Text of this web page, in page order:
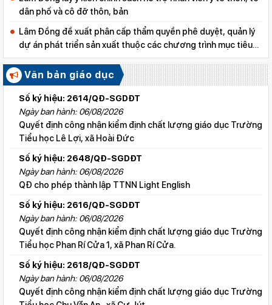
dân phố và cô đỡ thôn, bản
Lâm Đồng đề xuất phân cấp thẩm quyền phê duyệt, quản lý
dự án phát triển sản xuất thuộc các chương trình mục tiêu
quốc gia
Văn bản giáo dục
Số ký hiệu: 2614/QĐ-SGDĐT
Ngày ban hành: 06/08/2026
Quyết định công nhận kiểm định chất lượng giáo dục Trường
Tiểu học Lê Lợi, xã Hoài Đức
Số ký hiệu: 2648/QĐ-SGDĐT
Ngày ban hành: 06/08/2026
QĐ cho phép thành lập TTNN Light English
Số ký hiệu: 2616/QĐ-SGDĐT
Ngày ban hành: 06/08/2026
Quyết định công nhận kiểm định chất lượng giáo dục Trường
Tiểu học Phan Rí Cửa 1, xã Phan Rí Cửa.
Số ký hiệu: 2618/QĐ-SGDĐT
Ngày ban hành: 06/08/2026
Quyết định công nhận kiểm định chất lượng giáo dục Trường